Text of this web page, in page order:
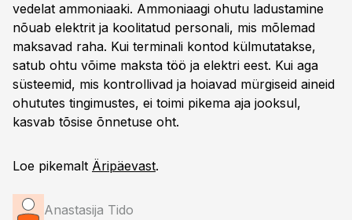
vedelat ammoniaaki. Ammoniaagi ohutu ladustamine
nõuab elektrit ja koolitatud personali, mis mõlemad
maksavad raha. Kui terminali kontod külmutatakse,
satub ohtu võime maksta töö ja elektri eest. Kui aga
süsteemid, mis kontrollivad ja hoiavad mürgiseid aineid
ohututes tingimustes, ei toimi pikema aja jooksul,
kasvab tõsise õnnetuse oht.
Loe pikemalt Äripäevast.
Anastasija Tido